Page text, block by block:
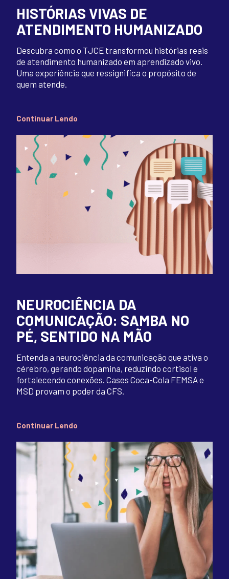
HISTÓRIAS VIVAS DE
ATENDIMENTO HUMANIZADO
Descubra como o TJCE transformou histórias reais
de atendimento humanizado em aprendizado vivo.
Uma experiência que ressignifica o propósito de
quem atende.
Continuar Lendo
NEUROCIÊNCIA DA
COMUNICAÇÃO: SAMBA NO
PÉ, SENTIDO NA MÃO
Entenda a neurociência da comunicação que ativa o
cérebro, gerando dopamina, reduzindo cortisol e
fortalecendo conexões. Cases Coca-Cola FEMSA e
MSD provam o poder da CFS.
Continuar Lendo